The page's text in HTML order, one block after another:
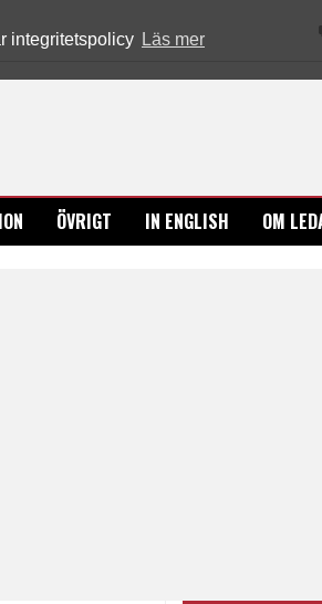
integritetspolicy Läs mer
ÖVRIGT IN ENGLISH OM